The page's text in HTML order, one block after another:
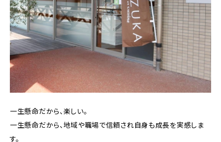
一生懸命だから、楽しい。
一生懸命だから、地域や職場で信頼され自身も成長を実感しま
す。